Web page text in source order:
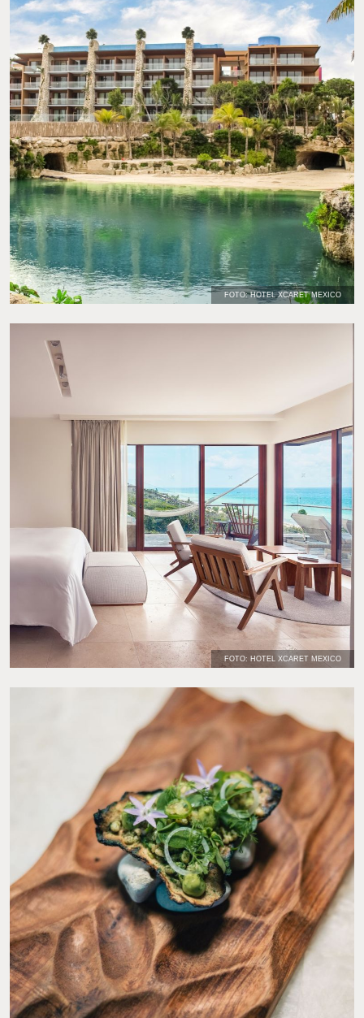
mexicanas que tiene cierta trascendencia en cuanto adiseño y
tecnología.
Sitio web:hotelxcaret.com
FOTO: HOTEL XCARET MEXICO
FOTO: HOTEL XCARET MEXICO